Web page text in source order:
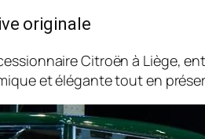
originale
Citroën à Liège,
et élégante tout en